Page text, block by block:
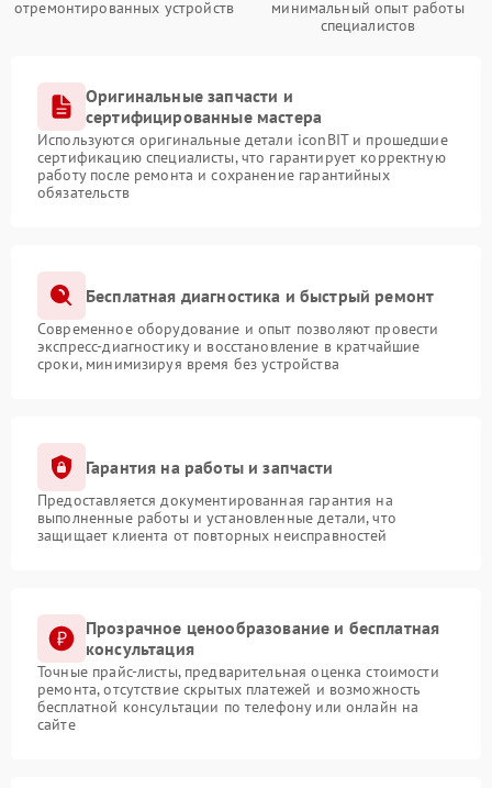
отремонтированных устройств
минимальный опыт работы
специалистов
Оригинальные запчасти и
сертифицированные мастера
Используются оригинальные детали iconBIT и прошедшие
сертификацию специалисты, что гарантирует корректную
работу после ремонта и сохранение гарантийных
обязательств
Бесплатная диагностика и быстрый ремонт
Современное оборудование и опыт позволяют провести
экспресс-диагностику и восстановление в кратчайшие
сроки, минимизируя время без устройства
Гарантия на работы и запчасти
Предоставляется документированная гарантия на
выполненные работы и установленные детали, что
защищает клиента от повторных неисправностей
Прозрачное ценообразование и бесплатная
консультация
Точные прайс-листы, предварительная оценка стоимости
ремонта, отсутствие скрытых платежей и возможность
бесплатной консультации по телефону или онлайн на
сайте